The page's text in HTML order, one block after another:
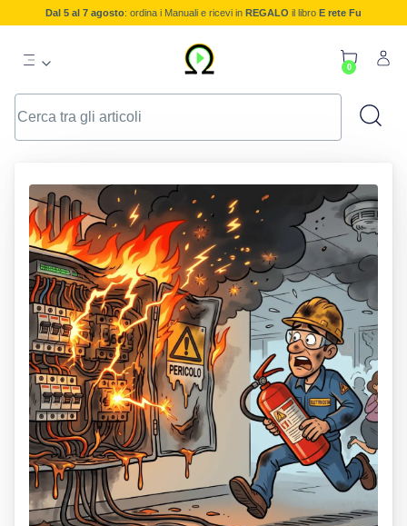
Dal 5 al 7 agosto: ordina i Manuali e ricevi in REGALO il libro E rete Fu
0